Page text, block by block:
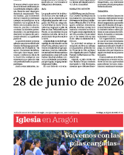
28 de junio de 2026